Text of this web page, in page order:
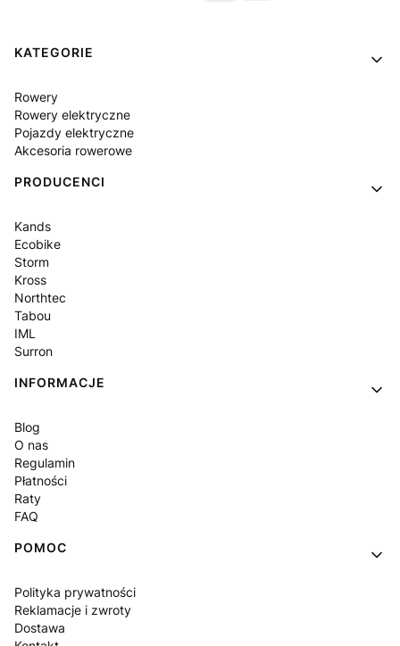
Linki w stopce
KATEGORIE
Rowery
Rowery elektryczne
Pojazdy elektryczne
Akcesoria rowerowe
PRODUCENCI
Kands
Ecobike
Storm
Kross
Northtec
Tabou
IML
Surron
INFORMACJE
Blog
O nas
Regulamin
Płatności
Raty
FAQ
POMOC
Polityka prywatności
Reklamacje i zwroty
Dostawa